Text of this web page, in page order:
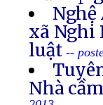
Nghệ
xã Nghi
luật--
Nhà